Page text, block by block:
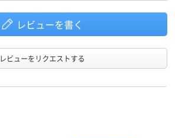
レビューを書く
レビューをリクエストする